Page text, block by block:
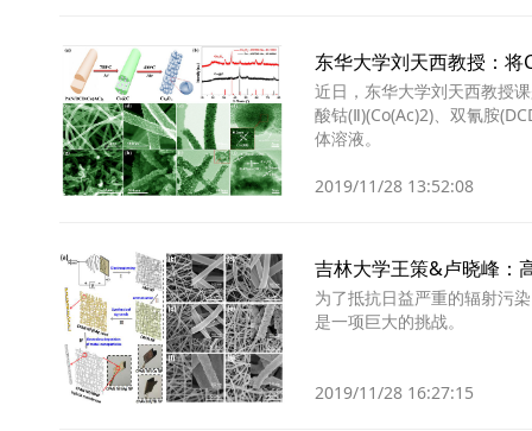
东华大学刘天西教授：
近日，东华大学刘天西教授
酸钴(Ⅱ)(Co(Ac)2)、双氰胺
体溶液。
2019/11/28 13:52:08
吉林大学王策&卢晓峰：
为了抵抗日益严重的辐射污
是一项巨大的挑战。
2019/11/28 16:27:15